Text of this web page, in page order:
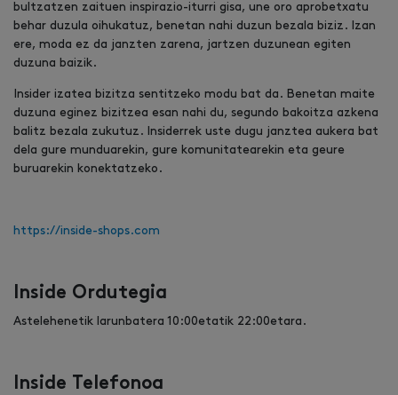
bultzatzen zaituen inspirazio-iturri gisa, une oro aprobetxatu
behar duzula oihukatuz, benetan nahi duzun bezala biziz. Izan
ere, moda ez da janzten zarena, jartzen duzunean egiten
duzuna baizik.
Insider izatea bizitza sentitzeko modu bat da. Benetan maite
duzuna eginez bizitzea esan nahi du, segundo bakoitza azkena
balitz bezala zukutuz. Insiderrek uste dugu janztea aukera bat
dela gure munduarekin, gure komunitatearekin eta geure
buruarekin konektatzeko.
https://inside-shops.com
Inside Ordutegia
Astelehenetik larunbatera 10:00etatik 22:00etara.
Inside Telefonoa